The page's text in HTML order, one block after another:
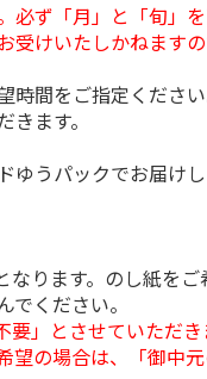
必ず「月」と「旬」
受けいたしかねます
時間をご指定くださ
ます。
うパックでお届けし
ります。のし紙をご
ください。
要」とさせていただ
望の場合は、「御中